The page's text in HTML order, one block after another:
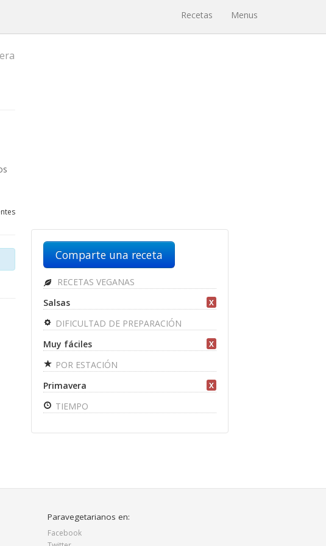
Recetas Menus
Comparte una receta
RECETAS VEGANAS
Salsas
X
DIFICULTAD DE PREPARACIÓN
Muy fáciles
X
POR ESTACIÓN
Primavera
X
TIEMPO
Paravegetarianos en:
Facebook